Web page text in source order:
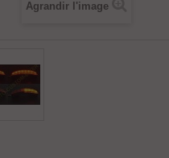
Agrandir l'image